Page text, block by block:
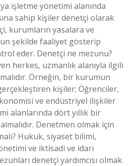
işletme yönetimi alanında
sahip kişiler denetçi olarak
kurumların yasalara ve
şekilde faaliyet gösterip
eder. Denetçi ne mezunu?
herkes, uzmanlık alanıyla ilgili
Örneğin, bir kurumun
kişiler; Öğrenciler,
ve endüstriyel ilişkiler
alanlarında dört yıllık bir
Denetmen olmak için
Hukuk, siyaset bilimi,
ve iktisadi ve idari
denetçi yardımcısı olmak